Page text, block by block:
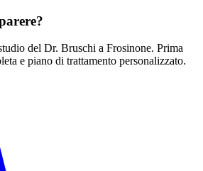
del Dr. Bruschi a Frosinone. Prima
e piano di trattamento personalizzato.